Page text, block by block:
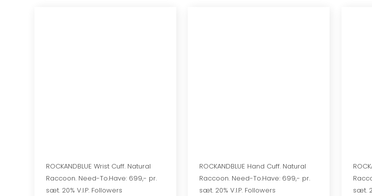
ROCKANDBLUE Wrist Cuff. Natural
Raccoon. Need-To.Have: 699,- pr.
sæt. 20% V.I.P. Followers
ROCKANDBLUE Hand Cuff. Natural
Raccoon. Need-To.Have: 699,- pr.
sæt. 20% V.I.P. Followers
sæt.